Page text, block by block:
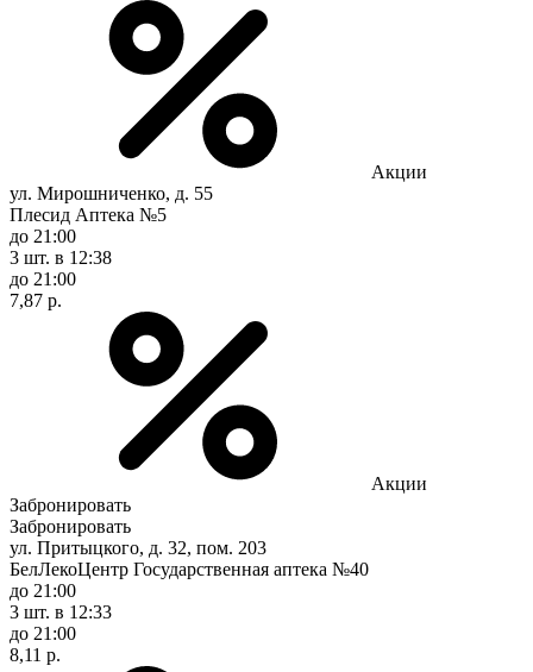
Акции
ул. Мирошниченко, д. 55
Плесид Аптека №5
до 21:00
3 шт. в 12:38
до 21:00
7,87 р.
Акции
Забронировать
Забронировать
ул. Притыцкого, д. 32, пом. 203
БелЛекоЦентр Государственная аптека №40
до 21:00
3 шт. в 12:33
до 21:00
8,11 р.